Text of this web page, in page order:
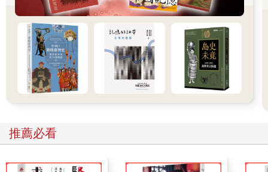
在這裡」的驚喜感。舉例來說，熊一蘋〈堡壘誕生：從熱蘭遮城
所描寫的，原來是荷蘭與明鄭之間的同一場戰爭、不同的面相。
而在〈堡壘誕生〉裡活躍於臺海周邊的海盜，竟然還繼續活躍於
何玟珒〈默默見證島嶼三百年：鳳山縣舊城與臺灣府城〉所描寫
的清領時期。而在謝宜安〈這是清朝治理臺灣之始，也是最後：
牡丹社事件催生的城壘〉當中，調整了安平砲台與修築臺北府城
的劉璈，也不期然閃現於拙作〈發生的與未曾發生的歷史現場：
在「清法戰爭」大顯身手的林朝棟，而他在班與唐〈要塞化吧，
基隆！——砲台新世紀〉竟然也有戲分……。
在不同歷史故事當中，並不是那麼奇怪的事情。然而，如果你只
推薦必看